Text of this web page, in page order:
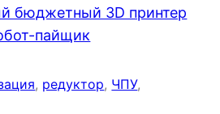
бюджетный 3D принтер
пайщик
, редуктор, ЧПУ